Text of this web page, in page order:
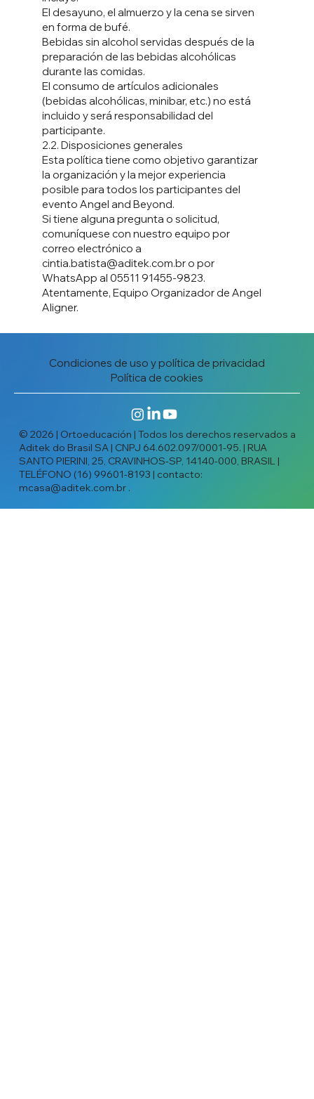
El desayuno, el almuerzo y la cena se sirven
en forma de bufé.
Bebidas sin alcohol servidas después de la
preparación de las bebidas alcohólicas
durante las comidas.
El consumo de artículos adicionales
(bebidas alcohólicas, minibar, etc.) no está
incluido y será responsabilidad del
participante.
2.2. Disposiciones generales
Esta política tiene como objetivo garantizar
la organización y la mejor experiencia
posible para todos los participantes del
evento Angel and Beyond.
Si tiene alguna pregunta o solicitud,
comuníquese con nuestro equipo por
correo electrónico a
cintia.batista@aditek.com.bro por
WhatsApp al 05511 91455-9823.
Atentamente, Equipo Organizador de Angel
Aligner.
Política de cookies
Condiciones de uso y política de privacidad
© 2026 | Ortoeducación | Todos los derechos reservados a
Aditek do Brasil SA | CNPJ 64.602.097/0001-95. | RUA
SANTO PIERINI, 25, CRAVINHOS-SP, 14140-000, BRASIL |
TELÉFONO (16) 99601-8193 | contacto:
mcasa@aditek.com.br .